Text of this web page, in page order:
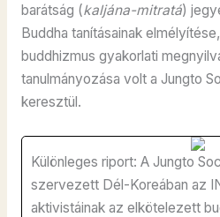
barátság (kaljána-mitratá)
Buddha tanításainak
buddhizmus gyakorlati
tanulmányozása volt a Jungto
keresztül.
Különleges riport: A Jungto
szervezett Dél-Koreában az
aktivistáinak az elkötelezett